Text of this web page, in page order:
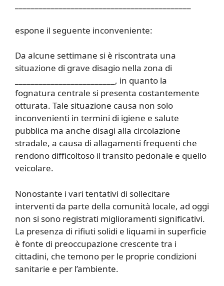
espone il seguente inconveniente:
Da alcune settimane si è riscontrata una
situazione di grave disagio nella zona di
_________________________, in quanto la
fognatura centrale si presenta costantemente
otturata. Tale situazione causa non solo
inconvenienti in termini di igiene e salute
pubblica ma anche disagi alla circolazione
stradale, a causa di allagamenti frequenti che
rendono difficoltoso il transito pedonale e quello
veicolare.
Nonostante i vari tentativi di sollecitare
interventi da parte della comunità locale, ad oggi
non si sono registrati miglioramenti significativi.
La presenza di rifiuti solidi e liquami in superficie
è fonte di preoccupazione crescente tra i
cittadini, che temono per le proprie condizioni
sanitarie e per l’ambiente.